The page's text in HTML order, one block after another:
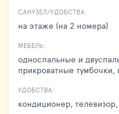
САНУЗЕЛ/УДОБСТВА:
на этаже (на 2 номера)
МЕБЕЛЬ:
односпальные и
прикроватные тумбочки,
УДОБСТВА:
кондиционер,